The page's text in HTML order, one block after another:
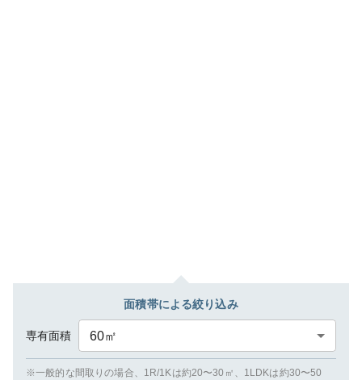
面積帯による絞り込み
専有面積 60㎡
※一般的な間取りの場合、1R/1Kは約20〜30㎡、1LDKは約30〜50